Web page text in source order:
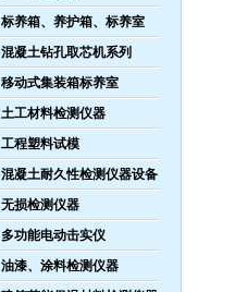
标养箱、养护箱、标养室
混凝土钻孔取芯机系列
移动式集装箱标养室
土工材料检测仪器
工程塑料试模
混凝土耐久性检测仪器设备
无损检测仪器
多功能电动击实仪
油漆、涂料检测仪器